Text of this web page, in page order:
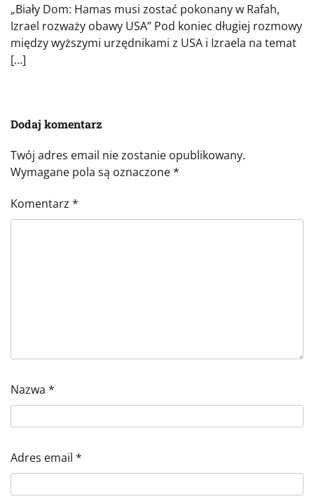
„Biały Dom: Hamas musi zostać pokonany w Rafah,
Izrael rozważy obawy USA” Pod koniec długiej rozmowy
między wyższymi urzędnikami z USA i Izraela na temat
[…]
Dodaj komentarz
Twój adres email nie zostanie opublikowany.
Wymagane pola są oznaczone*
Komentarz *
Nazwa *
Adres email *